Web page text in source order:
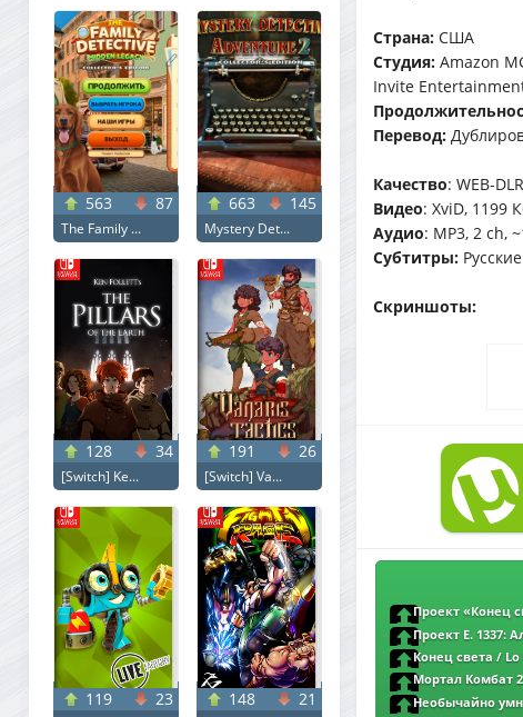
563 87
The Family ...
663 145
Mystery Det...
128 34
[Switch] Ke...
191 26
[Switch] Va...
119 23 148 21
Страна: США
Студия: Amazon
Invite
Перевод:
Качество: WEB-
Видео: XviD, 1199
Аудио: MP3, 2 ch,
Субтитры:
Скриншоты:
Проект «Конец
WEB-DLRip от
Проект E. 1337:
WEB-DLRip от
Конец света / Lo
MegaPeer | iTunes
Мортал Комбат
DLRip от MegaPeer |
Необычайно